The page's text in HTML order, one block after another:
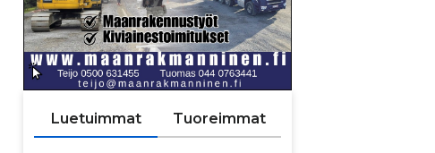
Luetuimmat Tuoreimmat